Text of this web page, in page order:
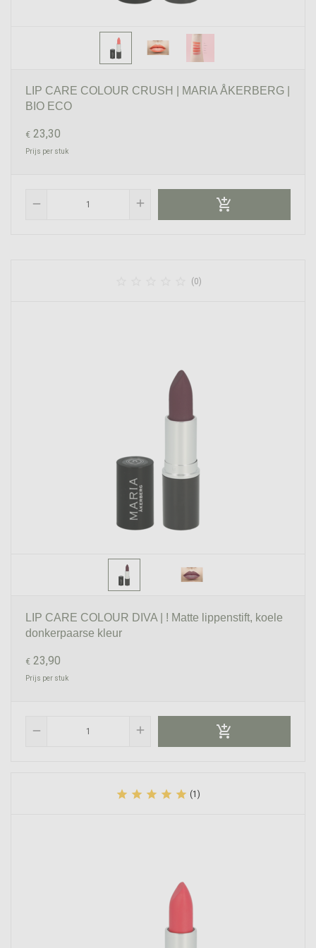
LIP CARE COLOUR CRUSH | MARIA ÅKERBERG |
BIO ECO
€ 23,30
Prijs per stuk
remove add 
(0)
LIP CARE COLOUR DIVA | ! Matte lippenstift, koele
donkerpaarse kleur
€ 23,90
Prijs per stuk
remove add 
     (1)